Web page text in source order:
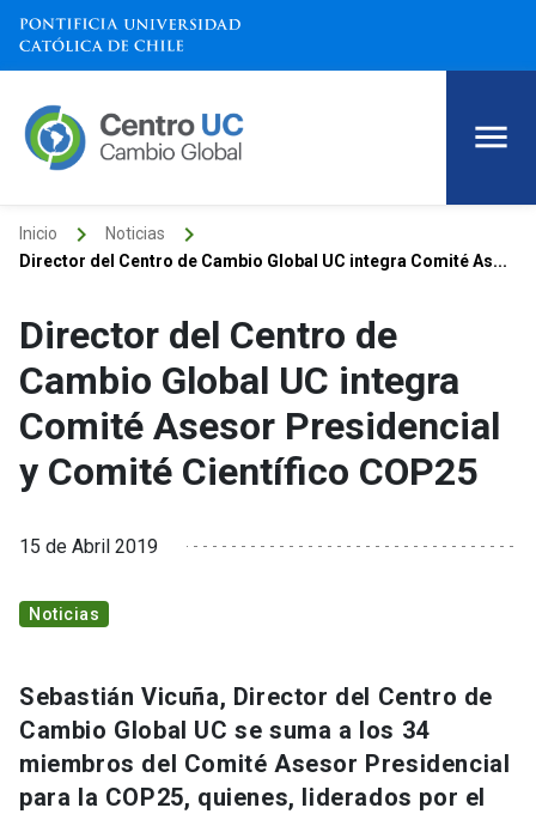
Inicio keyboard_arrow_right Noticias keyboard_arrow_right
Director del Centro de Cambio Global UC integra Comité As...
Director del Centro de
Cambio Global UC integra
Comité Asesor Presidencial
y Comité Científico COP25
15 de Abril 2019
Noticias
Sebastián Vicuña, Director del Centro de
Cambio Global UC se suma a los 34
miembros del Comité Asesor Presidencial
para la COP25, quienes, liderados por el